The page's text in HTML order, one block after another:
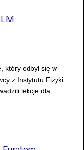
który odbył się w
z Instytutu Fizyki
lekcje dla